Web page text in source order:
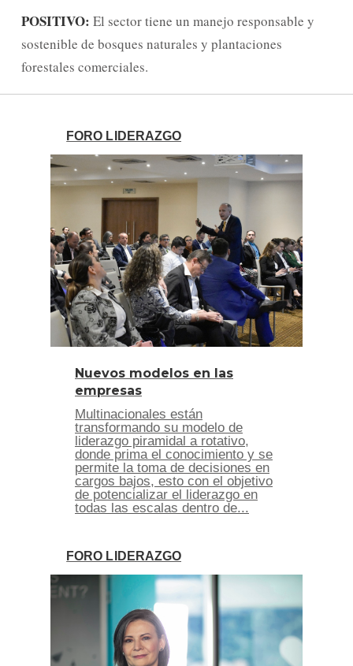
POSITIVO: El sector tiene un manejo responsable y
sostenible de bosques naturales y plantaciones
forestales comerciales.
FORO LIDERAZGO
Nuevos modelos en las
empresas
Multinacionales están
transformando su modelo de
liderazgo piramidal a rotativo,
donde prima el conocimiento y se
permite la toma de decisiones en
cargos bajos, esto con el objetivo
de potencializar el liderazgo en
todas las escalas dentro de...
FORO LIDERAZGO